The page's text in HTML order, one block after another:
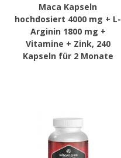
Maca Kapseln
hochdosiert 4000 mg + L-
Arginin 1800 mg +
Vitamine + Zink, 240
Kapseln für 2 Monate